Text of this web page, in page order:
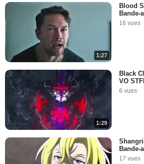
1:27
Blood
Bande-
16 vues
1:29
Black
VO
6 vues
Bande-
17 vues